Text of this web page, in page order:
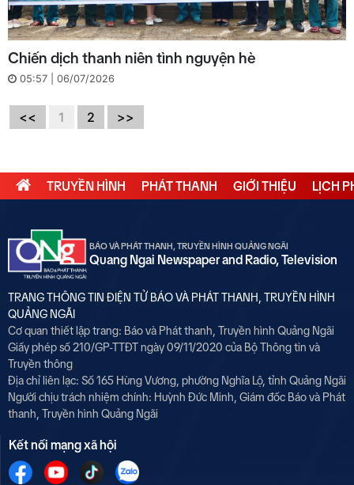
Chiến dịch thanh niên tình nguyện hè
05:57 | 06/07/2026
<< 1 2 >>
TRUYỀN HÌNH PHÁT THANH GIỚI THIỆU LỊCH
BÁO VÀ PHÁT THANH, TRUYỀN HÌNH QUẢNG NGÃI
Quang Ngai Newspaper and Radio, Television
TRANG THÔNG TIN ĐIỆN TỬ BÁO VÀ PHÁT THANH, TRUYỀN HÌNH
QUẢNG NGÃI
Cơ quan thiết lập trang: Báo và Phát thanh, Truyền hình Quảng Ngãi
Giấy phép số 210/GP-TTĐT ngày 09/11/2020 của Bộ Thông tin và
Truyền thông
Địa chỉ liên lạc: Số 165 Hùng Vương, phường Nghĩa Lộ, tỉnh Quảng Ngãi
Người chịu trách nhiệm chính: Huỳnh Đức Minh, Giám đốc Báo và Phát
thanh, Truyền hình Quảng Ngãi
Kết nối mạng xã hội